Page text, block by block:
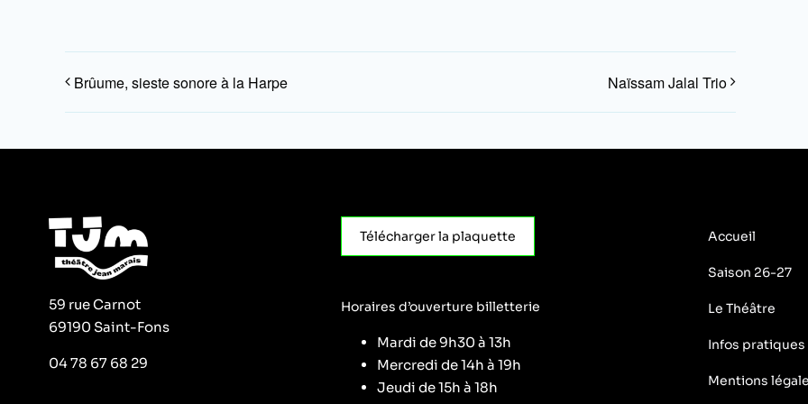
Brûume, sieste sonore à la Harpe Naïssam Jalal Trio
59 rue Carnot
69190 Saint-Fons
04 78 67 68 29
Télécharger la plaquette
Horaires d’ouverture billetterie
Mardi de 9h30 à 13h
Mercredi de 14h à 19h
Jeudi de 15h à 18h
Accueil
Saison 26-27
Le Théâtre
Infos pratiques
Mentions